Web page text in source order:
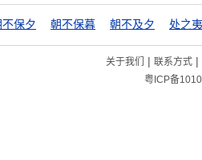
不保夕 朝不保暮 朝不及夕 处之
关于我们 | 联系方式|
粤ICP备